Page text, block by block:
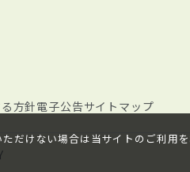
けない場合は当サイトのご利用
方針電子公告サイトマップ